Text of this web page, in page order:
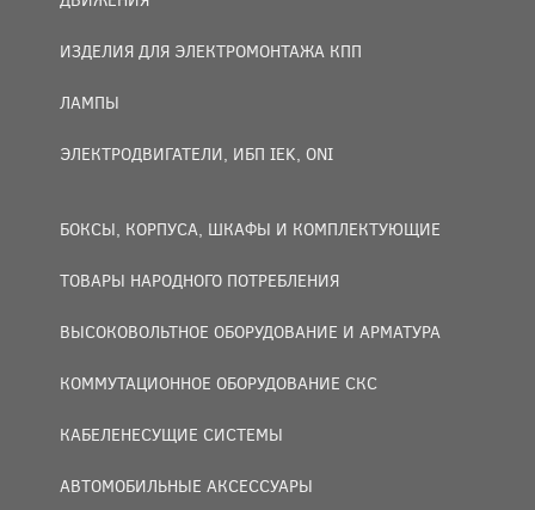
ИЗДЕЛИЯ ДЛЯ ЭЛЕКТРОМОНТАЖА КПП
ЛАМПЫ
ЭЛЕКТРОДВИГАТЕЛИ, ИБП IEK, ONI
БОКСЫ, КОРПУСА, ШКАФЫ И КОМПЛЕКТУЮЩИЕ
ТОВАРЫ НАРОДНОГО ПОТРЕБЛЕНИЯ
ВЫСОКОВОЛЬТНОЕ ОБОРУДОВАНИЕ И АРМАТУРА
КОММУТАЦИОННОЕ ОБОРУДОВАНИЕ СКС
КАБЕЛЕНЕСУЩИЕ СИСТЕМЫ
АВТОМОБИЛЬНЫЕ АКСЕССУАРЫ